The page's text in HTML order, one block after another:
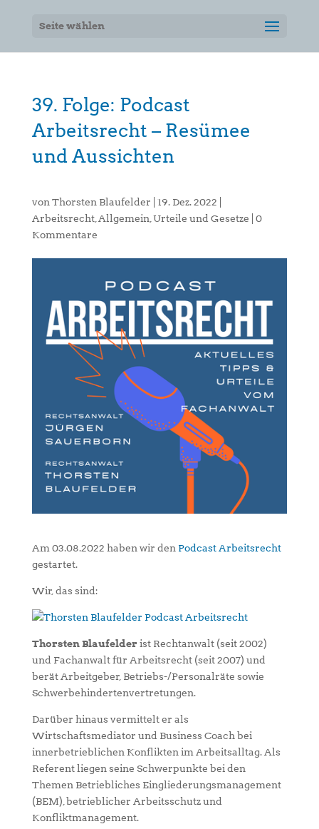
Seite wählen
39. Folge: Podcast
Arbeitsrecht – Resümee
und Aussichten
von Thorsten Blaufelder 19. Dez. 2022
Arbeitsrecht, Allgemein Urteile und Gesetze
0
Kommentare
Am 03.08.2022 haben wir den Podcast Arbeitsrecht
gestartet.
Wir, das sind:
Thorsten Blaufelder ist Rechtanwalt (seit 2002)
und Fachanwalt für Arbeitsrecht (seit 2007) und
berät Arbeitgeber, Betriebs-/Personalräte sowie
Schwerbehindertenvertretungen.
Darüber hinaus vermittelt er als
Wirtschaftsmediator und Business Coach bei
innerbetrieblichen Konflikten im Arbeitsalltag. Als
Referent liegen seine Schwerpunkte bei den
Themen Betriebliches Eingliederungsmanagement
(BEM), betrieblicher Arbeitsschutz und
Konfliktmanagement.